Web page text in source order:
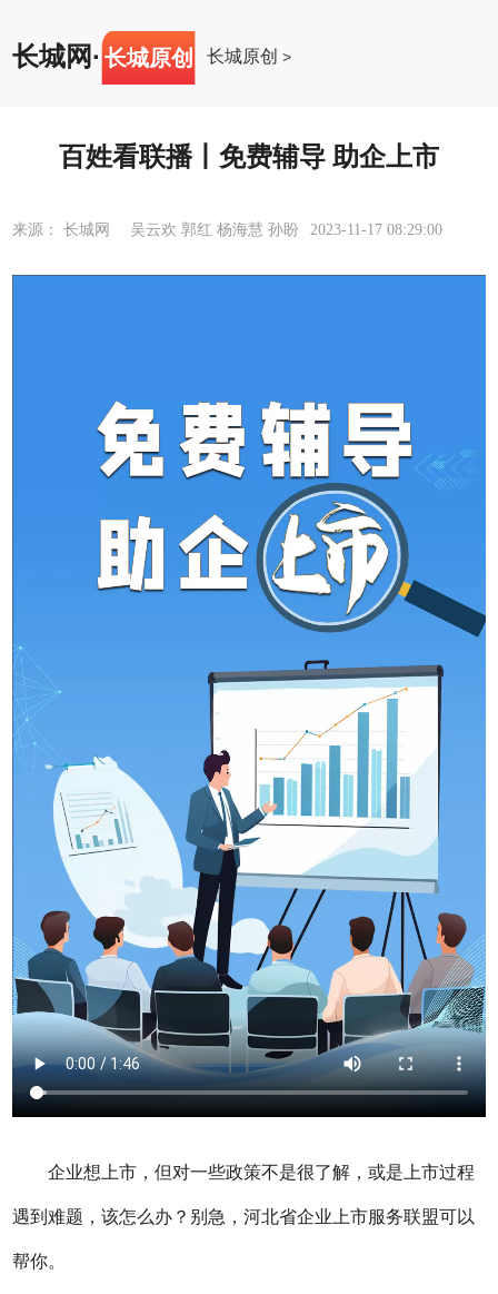
长城网· 长城原创 长城原创 >
百姓看联播丨免费辅导 助企上市
来源： 长城网 吴云欢 郭红 杨海慧 孙盼 2023-11-17 08:29:00
企业想上市，但对一些政策不是很了解，或是上市过程
遇到难题，该怎么办？别急，河北省企业上市服务联盟可以
帮你。